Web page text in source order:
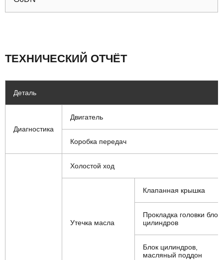
ТЕХНИЧЕСКИЙ ОТЧЁТ
Деталь
Диагностика
Двигатель
Коробка передач
Холостой ход
Утечка масла
Клапанная крышка
Прокладка головки
цилиндров
Блок цилиндров,
масляный поддон